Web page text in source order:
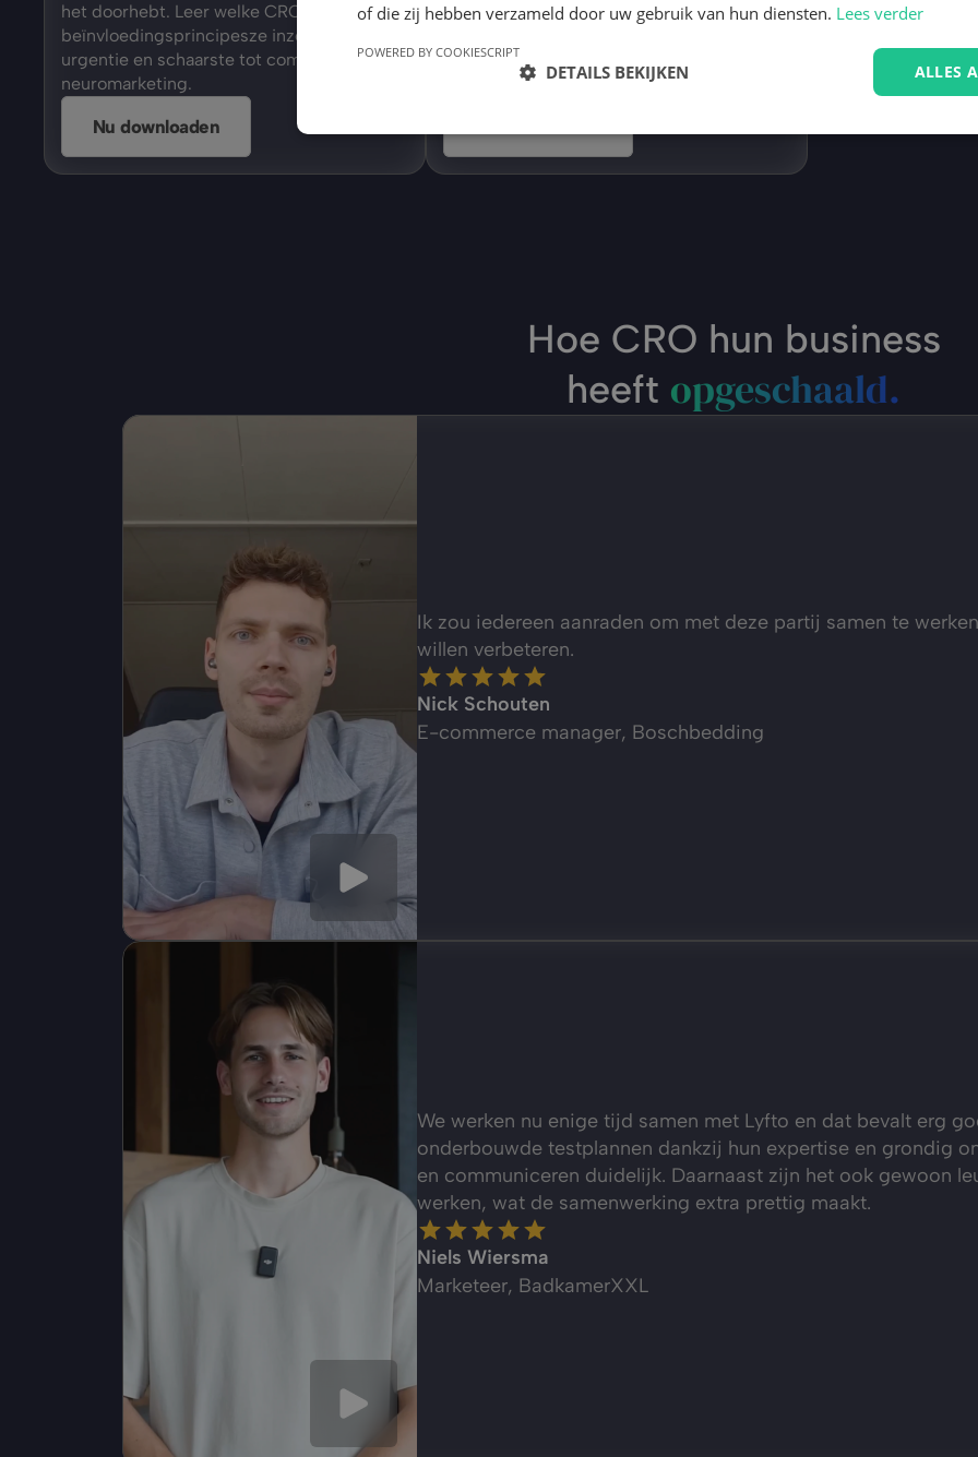
het doorhebt. Leer welke CRO
beïnvloedingsprincipesze inzetten, van
urgentie en schaarste tot complexe
neuromarketing.
Nu downloaden
converting pagina’s met slimme opbouw
inspiratie of als basis voor je eigen
Hoe CRO hun business
heeft opgeschaald.
Ik zou iedereen aanraden om met deze partij samen te
willen verbeteren.
Nick Schouten
E-commerce manager, Boschbedding
We werken nu enige tijd samen met Lyfto en dat bevalt erg
onderbouwde testplannen dankzij hun expertise en grondig
en communiceren duidelijk. Daarnaast zijn het ook gewoon
werken, wat de samenwerking extra prettig maakt.
Niels Wiersma
Marketeer, BadkamerXXL
of die zij hebben verzameld door uw gebruik van hun diensten. Lees verder
ALLES
DETAILS BEKIJKEN
POWERED BY COOKIESCRIPT